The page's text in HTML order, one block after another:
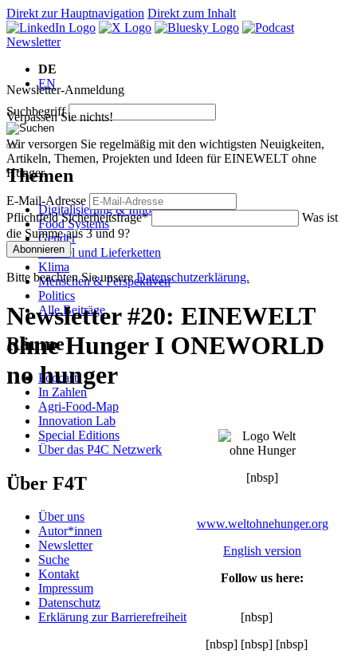
Direkt zur Hauptnavigation Direkt zum Inhalt
Newsletter
DE
EN
Suchbegriff
Themen
Digitalisierung & Innovation
Food Systems
Gender
Handel und Lieferketten
Klima
Menschen & Perspektiven
Politics
Alle Beiträge
Räume
Podcast
In Zahlen
Agri-Food-Map
Innovation Lab
Special Editions
Über das P4C Netzwerk
Über F4T
Über uns
Autor*innen
Newsletter
Suche
Kontakt
Impressum
Datenschutz
Erklärung zur Barrierefreiheit
Newsletter-Anmeldung
Verpassen Sie nichts!
Wir versorgen Sie regelmäßig mit den wichtigsten Neuigkeiten,
Artikeln, Themen, Projekten und Ideen für EINEWELT ohne
Hunger.
E-Mail-Adresse
PflichtfeldSicherheitsfrage*
Was ist
die Summe aus 3 und 9?
Abonnieren
Bitte beachten Sie unsereDatenschutzerklärung.
Newsletter #20: EINEWELT
ohne Hunger I ONEWORLD
no hunger
[nbsp]
www.weltohnehunger.org
English version
Follow us here:
[nbsp]
[nbsp] [nbsp] [nbsp]